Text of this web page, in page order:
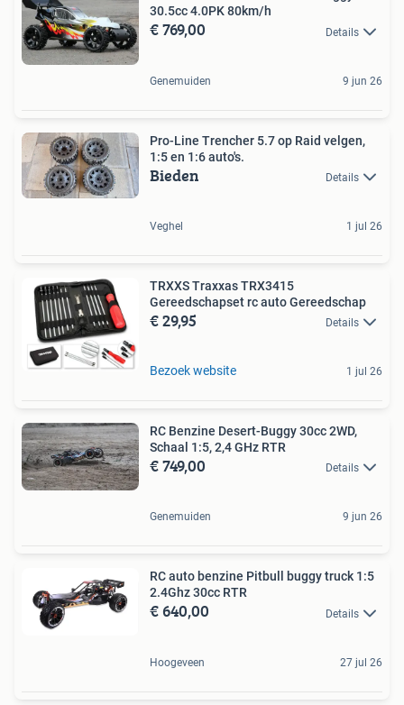
30.5cc 4.0PK 80km/h
€ 769,00 Details
Genemuiden 9 jun 26
Pro-Line Trencher 5.7 op Raid velgen,
1:5 en 1:6 auto's.
Bieden Details
Veghel 1 jul 26
TRXXS Traxxas TRX3415
Gereedschapset rc auto Gereedschap
€ 29,95 Details
Bezoek website 1 jul 26
RC Benzine Desert-Buggy 30cc 2WD,
Schaal 1:5, 2,4 GHz RTR
€ 749,00 Details
Genemuiden 9 jun 26
RC auto benzine Pitbull buggy truck 1:5
2.4Ghz 30cc RTR
€ 640,00 Details
Hoogeveen 27 jul 26